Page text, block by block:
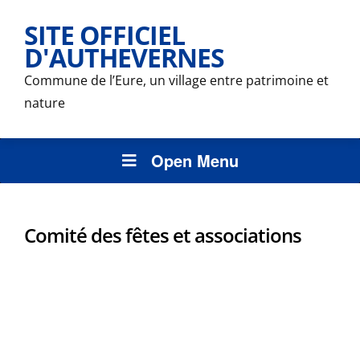
SITE OFFICIEL
D'AUTHEVERNES
Commune de l’Eure, un village entre patrimoine et
nature
Open Menu
Comité des fêtes et associations